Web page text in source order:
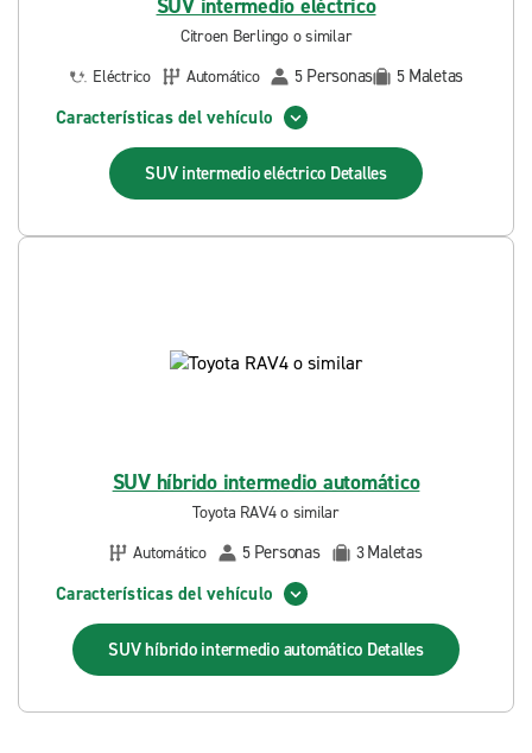
SUV intermedio eléctrico
Citroen Berlingo o similar
Eléctrico
Automático 5 Personas 5 Maletas
Características del vehículo
SUV intermedio eléctrico Detalles
SUV híbrido intermedio automático
Toyota RAV4 o similar
Automático
5 Personas 3Maletas
Características del vehículo
SUV híbrido intermedio automático Detalles